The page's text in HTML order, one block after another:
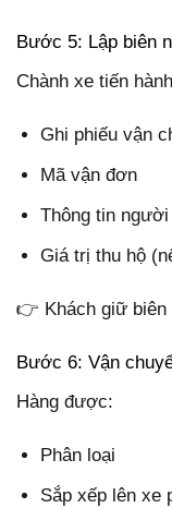
Bước 5: Lập biên
Chành xe tiến
Ghi phiếu vận
Mã vận đơn
Thông tin
Giá trị thu hộ
👉 Khách giữ biên
Bước 6: Vận
Hàng được:
Phân loại
Sắp xếp lên xe